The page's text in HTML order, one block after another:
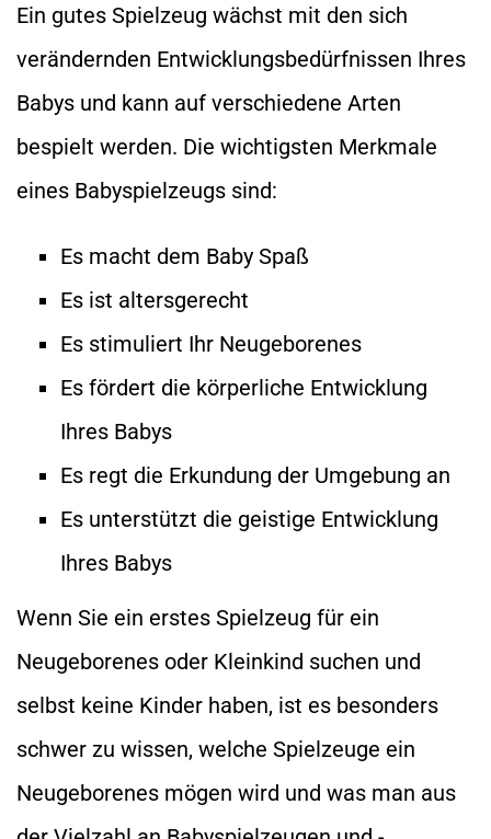
Ein gutes Spielzeug wächst mit den sich
verändernden Entwicklungsbedürfnissen Ihres
Babys und kann auf verschiedene Arten
bespielt werden. Die wichtigsten Merkmale
eines Babyspielzeugs sind:
Es macht dem Baby Spaß
Es ist altersgerecht
Es stimuliert Ihr Neugeborenes
Es fördert die körperliche Entwicklung
Ihres Babys
Es regt die Erkundung der Umgebung an
Es unterstützt die geistige Entwicklung
Ihres Babys
Wenn Sie ein erstes Spielzeug für ein
Neugeborenes oder Kleinkind suchen und
selbst keine Kinder haben, ist es besonders
schwer zu wissen, welche Spielzeuge ein
Neugeborenes mögen wird und was man aus